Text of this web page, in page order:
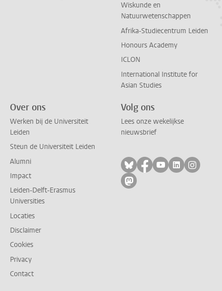
Wiskunde en
Natuurwetenschappen
Afrika-Studiecentrum Leiden
Honours Academy
ICLON
International Institute for
Asian Studies
Over ons
Werken bij de Universiteit
Leiden
Steun de Universiteit Leiden
Alumni
Impact
Leiden-Delft-Erasmus
Universities
Locaties
Disclaimer
Cookies
Privacy
Contact
Volg ons
Lees onze wekelijkse
nieuwsbrief
Volg ons op bluesky
Volg ons op
Volg ons op
Volg ons
Volg
Volg ons op mastodon